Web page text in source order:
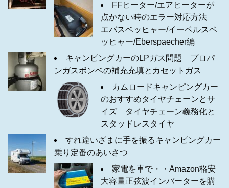
FFヒーター/エアヒーターが
点かない時のエラー対応方法
エバスベッヒャー/イーベルスペ
ッヒャー/Eberspaecher編
キャンピングカーのLPガス問題 プロパ
ンガスボンベの補充充填とカセットガス
カムロードキャンピングカー
のおすすめタイヤチェーンとサ
イズ タイヤチェーン義務化と
スタッドレスタイヤ
すれ違いざまに手を振るキャンピングカー
乗り定番のあいさつ
家電を車で・・Amazon格安
大容量正弦波インバーターを購